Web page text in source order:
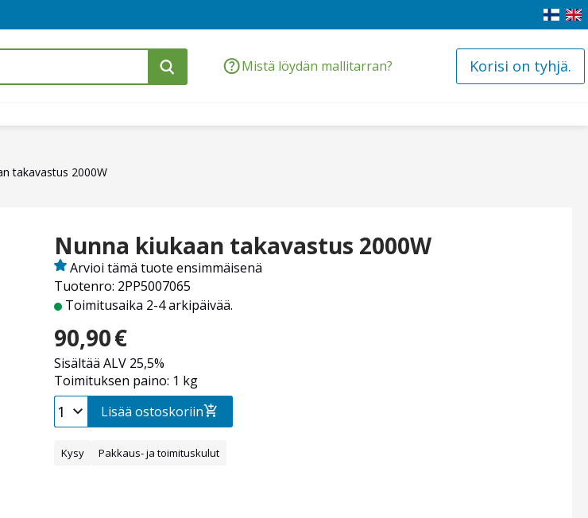
Mistä löydän mallitarran? Korisi on tyhjä.
takavastus 2000W
Nunna kiukaan takavastus 2000W
Tuotenro: 2PP5007065
Arvioi tämä tuote ensimmäisenä
Toimitusaika 2-4 arkipäivää.
90,90€
Sisältää ALV 25,5%
Toimituksen paino: 1 kg
Lisää ostoskoriin
Kysy Pakkaus- ja toimituskulut